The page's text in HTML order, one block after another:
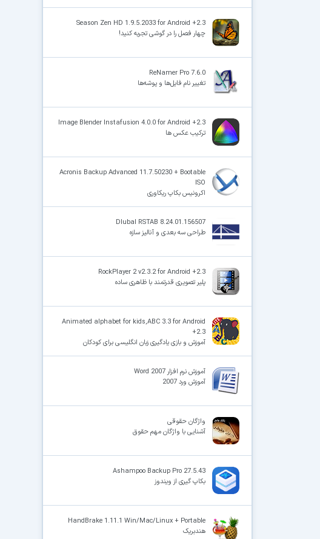
Season Zen HD 1.9.5.2033 for Android +2.3
چهار فصل را در گوشی تجربه کنید!
ReNamer Pro 7.6.0
تغییر نام فایل‌ها و پوشه‌ها
Image Blender Instafusion 4.0.0 for Android +2.3
ترکیب عکس ها
Acronis Backup Advanced 11.7.50230 + Bootable
ISO
اکرونیس بکاپ ریکاوری
Dlubal RSTAB 8.24.01.156507
طراحی سه بعدی و آنالیز سازه
RockPlayer 2 v2.3.2 for Android +2.3
پلیر تصویری قدرتمند با ظاهری ساده
Animated alphabet for kids,ABC 3.3 for Android
+2.3
آموزش و بازی یادگیری زبان انگلیسی برای کودکان
آموزش نرم افزار Word 2007
آموزش ورد 2007
واژگان حقوقی
آشنایی با واژگان مهم حقوق
Ashampoo Backup Pro 27.5.43
بکاپ گیری از ویندوز
HandBrake 1.11.1 Win/Mac/Linux + Portable
هندبریک